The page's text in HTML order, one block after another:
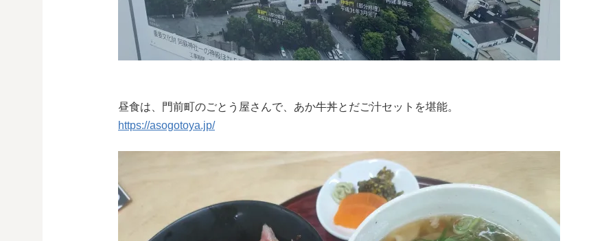
昼食は、門前町のごとう屋さんで、あか牛丼とだご汁セットを堪能。
https://asogotoya.jp/